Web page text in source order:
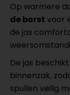
Op warmere
de borst voor
de jas
De jas
binnenzak,
spullen veilig